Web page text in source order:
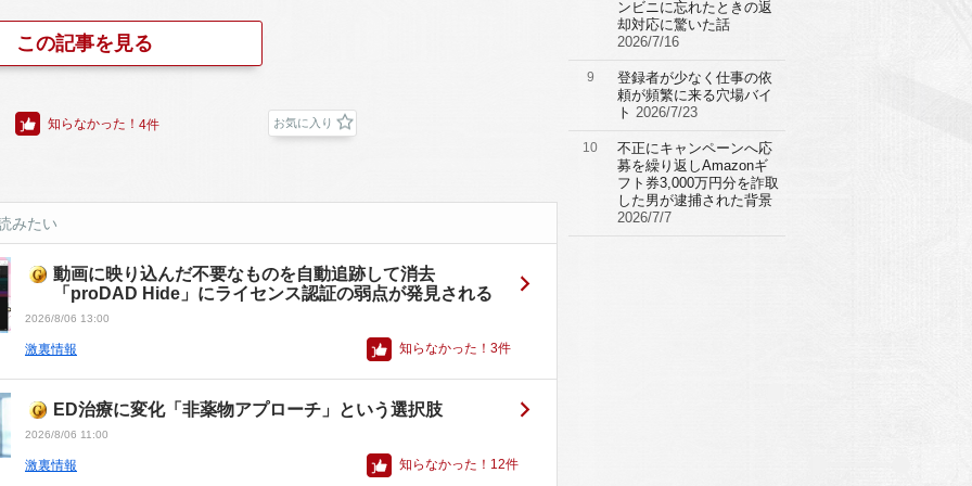
この記事を見る
知らなかった！ 4件 お気に入り
みたい
動画に映り込んだ不要なものを自動追跡して消去
「proDAD Hide」にライセンス認証の弱点が発見される
2026/8/06 13:00
激裏情報 知らなかった！ 3件
ED治療に変化「非薬物アプローチ」という選択肢
2026/8/06 11:00
激裏情報 知らなかった！ 12件
ンビニに忘れたときの返
却対応に驚いた話
2026/7/16
9
登録者が少なく仕事の依
頼が頻繁に来る穴場バイ
ト 2026/7/23
10
不正にキャンペーンへ応
募を繰り返しAmazonギ
フト券3,000万円分を詐取
した男が逮捕された背景
2026/7/7